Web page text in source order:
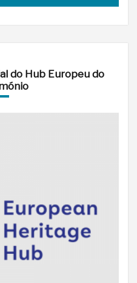
do Hub Europeu do